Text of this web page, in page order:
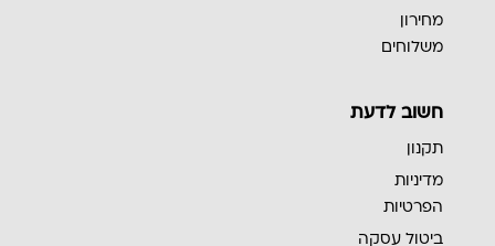
מחירון
משלוחים
חשוב לדעת
תקנון
מדיניות
הפרטיות
ביטול עסקה